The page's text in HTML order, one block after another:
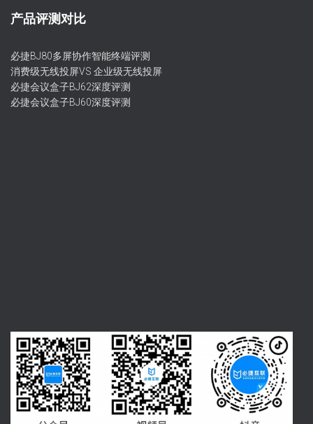
产品评测对比
必捷BJ80多屏协作智能终端评测
消费级无线投屏VS 企业级无线投屏
必捷会议盒子BJ62深度评测
必捷会议盒子BJ60深度评测